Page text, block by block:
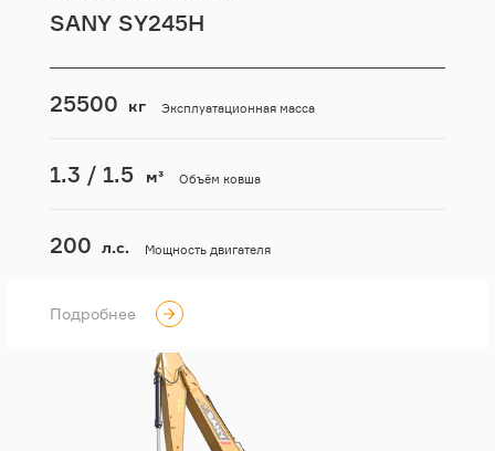
SANY SY245H
Эксплуатационная масса
25500 кг
Объём ковша
1.3 / 1.5 м³
Мощность двигателя
200 л.с.
Подробнее